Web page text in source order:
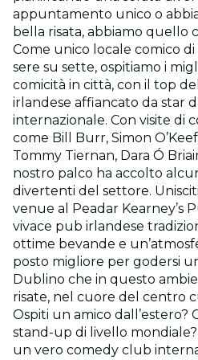
appuntamento unico o
bella risata, abbiamo quello
Come unico locale comico
sere su sette, ospitiamo i
comicità in città, con il top
irlandese affiancato da star
internazionale. Con visite di
come Bill Burr, Simon
Tommy Tiernan, Dara Ó
nostro palco ha accolto
divertenti del settore.
venue al Peadar Kearney’s
vivace pub irlandese
ottime bevande e
posto migliore per godersi
Dublino che in questo
risate, nel cuore del centro
Ospiti un amico dall’estero?
stand-up di livello
un vero comedy club